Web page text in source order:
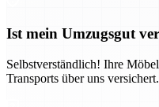
Ist mein Umzugsgut
Selbstverständlich! Ihre
Transports über uns versichert.